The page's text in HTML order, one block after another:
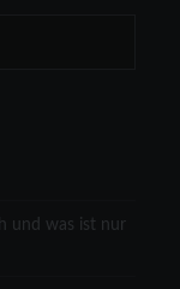
und was ist nur